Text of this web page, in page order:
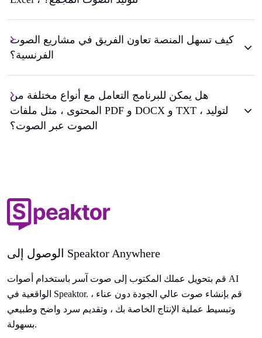
كيف تسهل المنصة تعاون الفريق في مشاريع الصوت
الفرنسية؟
هل يمكن للبرنامج التعامل مع أنواع مختلفة من
المحتوى ، مثل ملفات PDF و DOCX و TXT ، لتوليد
الصوت عبر الصوت؟
الوصول إلى Speaktor Anywhere
قم بتحويل عملك المكتوب إلى صوت آسر باستخدام أصوات AI
الواقعية في Speaktor. قم بإنشاء صوت عالي الجودة دون عناء ،
وتبسيط عملية الإنتاج الخاصة بك ، وتقديم سرد واضح وطبيعي
بسهولة.